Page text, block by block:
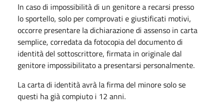
In caso di impossibilità di un genitore a recarsi presso
lo sportello, solo per comprovati e giustificati motivi,
occorre presentare la dichiarazione di assenso in carta
semplice, corredata da fotocopia del documento di
identità del sottoscrittore, firmata in originale dal
genitore impossibilitato a presentarsi personalmente.
La carta di identità avrà la firma del minore solo se
questi ha già compiuto i 12 anni.